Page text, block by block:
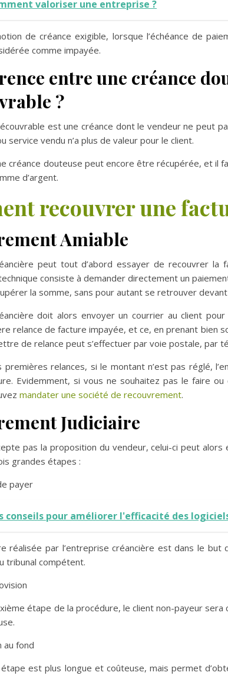
valoriser une entreprise ?
de créance exigible, lorsque l’échéance de
comme impayée.
entre une créance
?
est une créance dont le vendeur ne peut
service vendu n’a plus de valeur pour le client.
créance douteuse peut encore être récupérée, et il
d’argent.
recouvrer une
Amiable
peut tout d’abord essayer de recouvrer
consiste à demander directement un
la somme, sans pour autant se retrouver
doit alors envoyer un courrier au client
relance de facture impayée, et ce, en prenant bien
de relance peut s’effectuer par voie postale, par
premières relances, si le montant n’est pas réglé,
Evidemment, si vous ne souhaitez pas le faire
mandater une société de recouvrement.
Judiciaire
pas la proposition du vendeur, celui-ci peut
grandes étapes :
payer
conseils pour améliorer l'efficacité des
réalisée par l’entreprise créancière est dans le but
tribunal compétent.
étape de la procédure, le client non-payeur
au fond
est plus longue et coûteuse, mais permet